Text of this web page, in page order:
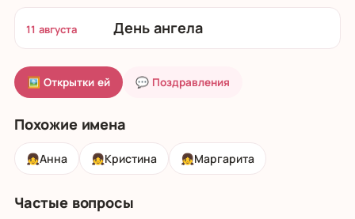
11 августа День ангела
🖼 Открытки ей 💬 Поздравления
Похожие имена
👧Анна 👧Кристина 👧Маргарита
Частые вопросы